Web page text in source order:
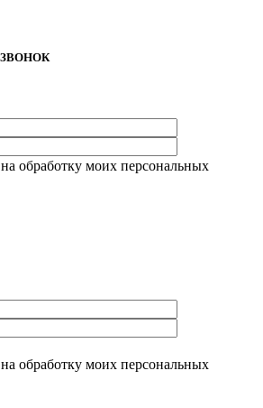
обработку моих персональных
обработку моих персональных